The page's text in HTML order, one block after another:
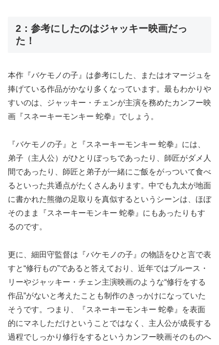
2：参考にしたのはジャッキー映画だっ
た！
本作『バケモノの子』は参考にした、またはオマージュを
捧げている作品がかなり多くなっています。最もわかりや
すいのは、ジャッキー・チェンが主演を務めたカンフー映
画『スネーキーモンキー 蛇拳』でしょう。
『バケモノの子』と『スネーキーモンキー 蛇拳』には、
弟子（主人公）がひとりぼっちであったり、師匠がダメ人
間であったり、師匠と弟子が一緒にご飯をがっついて食べ
るといった共通点がたくさんあります。中でも九太が地面
に書かれた熊徹の足取りを真似するというシーンは、ほぼ
そのまま『スネーキーモンキー 蛇拳』にもあったりもす
るのです。
更に、細田守監督は『バケモノの子』の物語をひと言で表
すと“修行もの”であると答えており、近年ではブルース・
リーやジャッキー・チェン主演映画のような“修行をする
作品”がないと考えたことも制作のきっかけになっていた
そうです。つまり、『スネーキーモンキー 蛇拳』を表面
的にマネしただけということではなく、主人公が成長する
過程でしっかり修行をするというカンフー映画そのものへ